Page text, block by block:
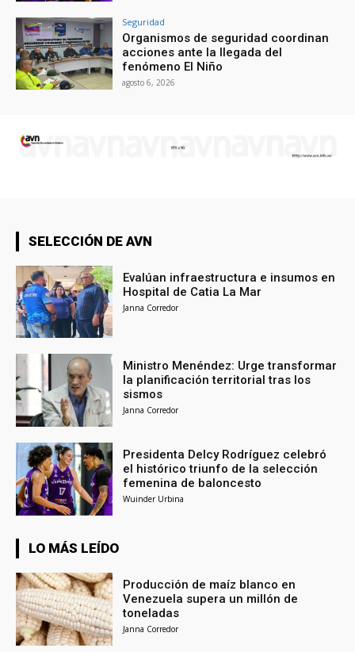
Seguridad
Organismos de seguridad coordinan
acciones ante la llegada del
fenómeno El Niño
agosto 6, 2026
SELECCIÓN DE AVN
Evalúan infraestructura e insumos en
Hospital de Catia La Mar
Janna Corredor
Ministro Menéndez: Urge transformar
la planificación territorial tras los
sismos
Janna Corredor
Presidenta Delcy Rodríguez celebró
el histórico triunfo de la selección
femenina de baloncesto
Wuinder Urbina
LO MÁS LEÍDO
Producción de maíz blanco en
Venezuela supera un millón de
toneladas
Janna Corredor